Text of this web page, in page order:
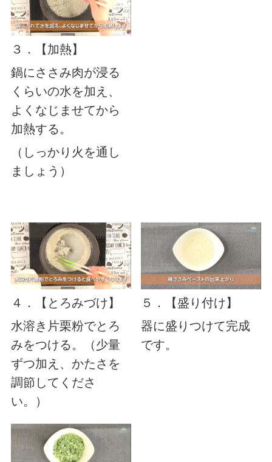
３．【加熱】
鍋にささみ肉が浸る
くらいの水を加え、
よくなじませてから
加熱する。
（しっかり火を通し
ましょう）
４．【とろみづけ】
水溶き片栗粉でとろ
みをつける。（少量
ずつ加え、かたさを
調節してくださ
い。）
５．【盛り付け】
器に盛りつけて完成
です。